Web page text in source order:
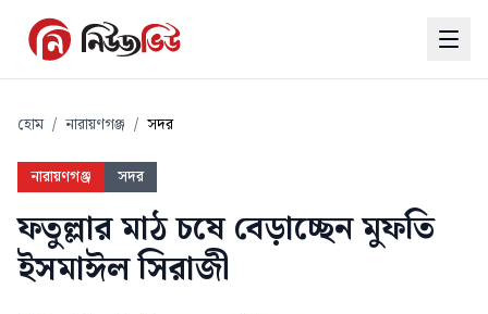
হোম / নারায়ণগঞ্জ / সদর
নারায়ণগঞ্জ সদর
ফতুল্লার মাঠ চষে বেড়াচ্ছেন মুফতি
ইসমাঈল সিরাজী